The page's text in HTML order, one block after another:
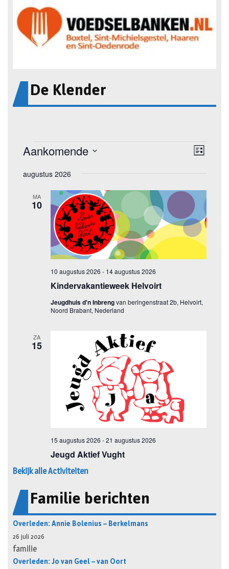
De Klender
Bekijk alle Activiteiten
Familie berichten
Overleden: Annie Bolenius – Berkelmans
26 juli 2026
familie
Overleden: Jo van Geel – van Oort